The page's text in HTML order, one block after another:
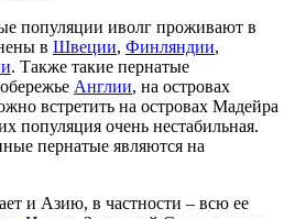
популяции иволг проживают в
в Швеции, Финляндии,
. Также такие пернатые
Англии, на островах
встретить на островах Мадейра
популяция очень нестабильная.
пернатые являются на
и Азию, в частности – всю ее